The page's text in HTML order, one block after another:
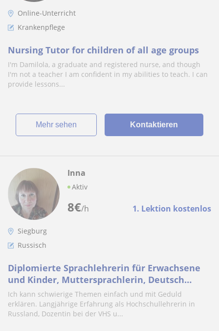
Online-Unterricht
Krankenpflege
Nursing Tutor for children of all age groups
I'm Damilola, a graduate and registered nurse, and though
I'm not a teacher I am confident in my abilities to teach. I can
provide lessons...
Mehr sehen Kontaktieren
8€/h 1. Lektion kostenlos
Inna
Aktiv
Siegburg
Russisch
Diplomierte Sprachlehrerin für Erwachsene
und Kinder, Muttersprachlerin, Deutsch
C1.15-25 euro pro Stunde
Ich kann schwierige Themen einfach und mit Geduld
erklären. Langjährige Erfahrung als Hochschullehrerin in
Russland, Dozentin bei dеr VHS u...